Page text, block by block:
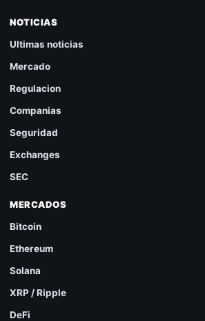
NOTICIAS
Ultimas noticias
Mercado
Regulacion
Companias
Seguridad
Exchanges
SEC
MERCADOS
Bitcoin
Ethereum
Solana
XRP / Ripple
DeFi